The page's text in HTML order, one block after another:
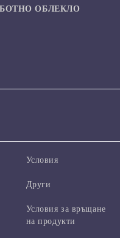
ОБЛЕКЛО
Условия
Други
Условия за връщане
на продукти